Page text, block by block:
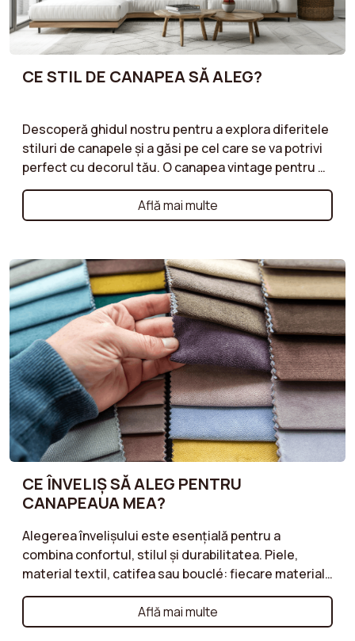
CE STIL DE CANAPEA SĂ ALEG?
Descoperă ghidul nostru pentru a explora diferitele
stiluri de canapele și a găsi pe cel care se va potrivi
perfect cu decorul tău. O canapea vintage pentru un
accent retro, un model art deco pentru un aspect
sofisticat, un stil industrial pentru o atmosferă
urbană sau o canapea de tip cottage pentru o
propriile sale avantaje. Învață cum să alegi modelul
care îți va pune în valoare interiorul și îți va reflecta
personalitatea. Creează un spațiu unic și armonios
cu canapeaua perfectă pentru decorul tău!
Află mai multe
CE ÎNVELIȘ SĂ ALEG PENTRU
CANAPEAUA MEA?
Alegerea învelișului este esențială pentru a
combina confortul, stilul și durabilitatea. Piele,
material textil, catifea sau bouclé: fiecare material
are avantajele sale. Optează pentru piele pentru un
aspect atemporal și o mare rezistență, pentru
materialul textil datorită versatilității sale și
Află mai multe